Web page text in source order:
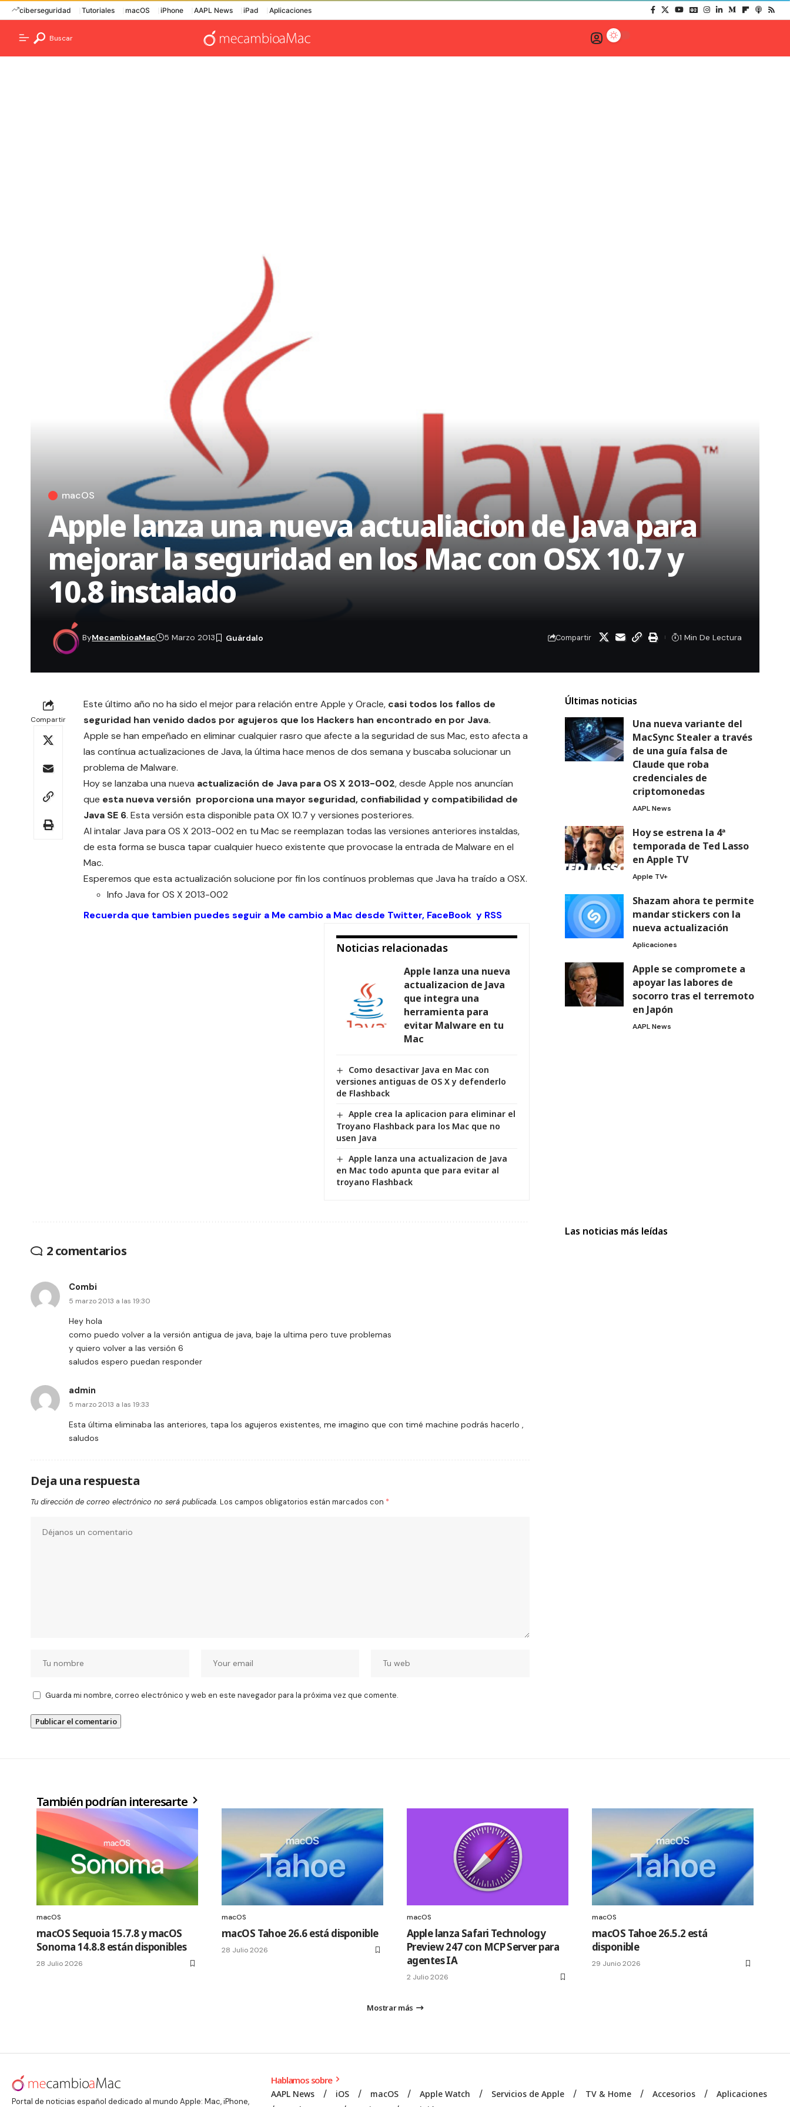
ciberseguridad Tutoriales macOS iPhone AAPL News iPad Aplicaciones
Buscar
macOS
Apple lanza una nueva actualiacion de Java para
mejorar la seguridad en los Mac con OSX 10.7 y
10.8 instalado
ByMecambioaMac 5 Marzo 2013 Compartir 1 Min De Lectura
Compartir
Este último año no ha sido el mejor para relación entre Apple y Oracle, casi todos los fallos de
seguridad han venido dados por agujeros que los Hackers han encontrado en por Java.
Apple se han empeñado en eliminar cualquier rasro que afecte a la seguridad de sus Mac, esto afecta a
las contínua actualizaciones de Java,la última hace menos de dos semana y buscaba solucionar un
problema de Malware.
Hoy se lanzaba una nueva actualización de Java para OS X 2013-002, desde Apple nos anuncían
que esta nueva versión proporciona una mayor seguridad, confiabilidad y compatibilidad de
Java SE 6. Esta versión esta disponible pata OX 10.7 y versiones posteriores.
Al intalar Java para OS X 2013-002 en tu Mac se reemplazan todas las versiones anteriores instaldas,
de esta forma se busca tapar cualquier hueco existente que provocase la entrada de Malware en el
Mac.
Esperemos que esta actualización solucione por fin los contínuos problemas que Java ha traído a OSX.
Info Java for OS X 2013-002
Recuerda que tambien puedes seguir a Me cambio a Mac desde Twitter, FaceBook y RSS
Noticias relacionadas
Apple lanza una nueva
actualizacion de Java
que integra una
herramienta para
evitar Malware en tu
Mac
Como desactivar Java en Mac con
versiones antiguas de OS X y defenderlo
de Flashback
Apple crea la aplicacion para eliminar el
Troyano Flashback para los Mac que no
usen Java
Apple lanza una actualizacion de Java
en Mac todo apunta que para evitar al
troyano Flashback
2 comentarios
Combi
5 marzo 2013 a las 19:30
Hey hola
como puedo volver a la versión antigua de java, baje la ultima pero tuve problemas
y quiero volver a las versión 6
saludos espero puedan responder
admin
5 marzo 2013 a las 19:33
Esta última eliminaba las anteriores, tapa los agujeros existentes, me imagino que con timé machine podrás hacerlo ,
saludos
Deja una respuesta
Tu dirección de correo electrónico no será publicada. Los campos obligatorios están marcados con *
Guarda mi nombre, correo electrónico y web en este navegador para la próxima vez que comente.
Últimas noticias
Una nueva variante del
MacSync Stealer a través
de una guía falsa de
Claude que roba
credenciales de
criptomonedas
AAPL News
Hoy se estrena la 4ª
temporada de Ted Lasso
en Apple TV
Apple TV+
Shazam ahora te permite
mandar stickers con la
nueva actualización
Aplicaciones
Apple se compromete a
apoyar las labores de
socorro tras el terremoto
en Japón
AAPL News
Las noticias más leídas
También podrían interesarte
macOS
macOS Sequoia 15.7.8 y macOS
Sonoma 14.8.8 están disponibles
28 Julio 2026
macOS
macOS Tahoe 26.6 está disponible
28 Julio 2026
macOS
Apple lanza Safari Technology
Preview 247 con MCP Server para
agentes IA
2 Julio 2026
macOS
macOS Tahoe 26.5.2 está
disponible
29 Junio 2026
Mostrar más
Portal de noticias español dedicado al mundo Apple: Mac, iPhone,
Hablamos sobre
AAPL News iOS macOS Apple Watch Servicios de Apple TV & Home Accesorios
Aplicaciones